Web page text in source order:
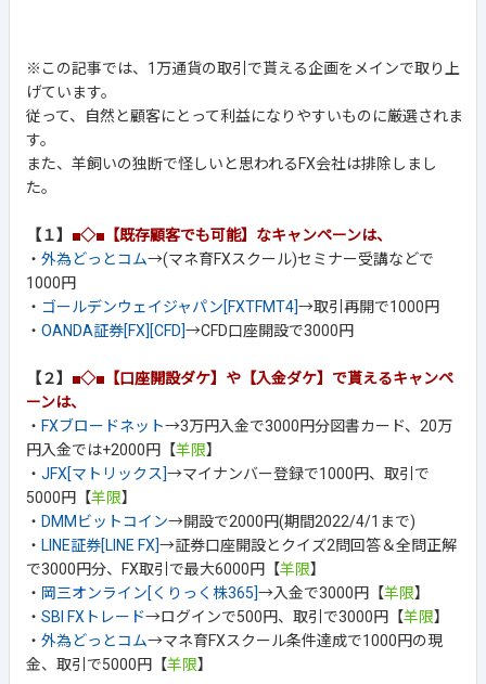
※この記事では、1万通貨の取引で貰える企画をメインで取り上
げています。
従って、自然と顧客にとって利益になりやすいものに厳選されま
す。
また、羊飼いの独断で怪しいと思われるFX会社は排除しまし
た。
【１】 ■◇■【既存顧客でも可能】なキャンペーンは、
・ 外為どっとコム→(マネ育FXスクール)セミナー受講などで
1000円
・ ゴールデンウェイジャパン[FXTFMT4]→取引再開で1000円
・ OANDA証券[FX][CFD]→CFD口座開設で3000円
【２】 ■◇■【口座開設ダケ】や【入金ダケ】で貰えるキャンペ
ーンは、
・ FXブロードネット→3万円入金で3000円分図書カード、20万
円入金では+2000円【羊限】
・ JFX[マトリックス]→マイナンバー登録で1000円、取引で
5000円【羊限】
・ DMMビットコイン→開設で2000円(期間2022/4/1まで)
・ LINE証券[LINE FX]→証券口座開設とクイズ2問回答＆全問正解
で3000円分、FX取引で最大6000円【羊限】
・ 岡三オンライン[くりっく株365]→入金で3000円【羊限】
・ SBI FXトレード→ログインで500円、取引で3000円【羊限】
・ 外為どっとコム→マネ育FXスクール条件達成で1000円の現
金、取引で5000円【羊限】